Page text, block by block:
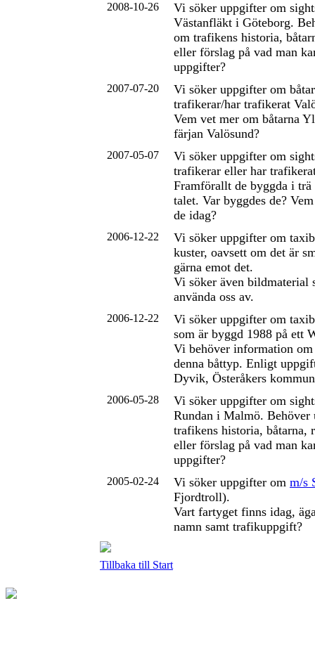
2008-10-26
Vi söker uppgifter om
Västanfläkt i Göteborg.
om trafikens historia,
eller förslag på vad man
uppgifter?
2007-07-20
Vi söker uppgifter om
trafikerar/har trafikerat
Vem vet mer om båtarna
färjan Valösund?
2007-05-07
Vi söker uppgifter om
trafikerar eller har
Framförallt de byggda i trä
talet. Var byggdes de?
de idag?
2006-12-22
Vi söker uppgifter om
kuster, oavsett om det är
gärna emot det.
Vi söker även bildmaterial
använda oss av.
2006-12-22
Vi söker uppgifter om
som är byggd 1988 på ett
Vi behöver information
denna båttyp. Enligt
Dyvik, Österåkers
2006-05-28
Vi söker uppgifter om
Rundan i Malmö. Behöver
trafikens historia, båtarna,
eller förslag på vad man
uppgifter?
2005-02-24 Vi söker uppgifter om m/s
Fjordtroll).
Vart fartyget finns idag,
namn samt trafikuppgift?
Tillbaka till Start